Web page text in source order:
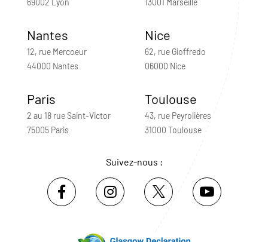
Nantes
12, rue Mercoeur
44000 Nantes
Nice
62, rue Gioffredo
06000 Nice
Paris
2 au 18 rue Saint-Victor
75005 Paris
Toulouse
43, rue Peyrolières
31000 Toulouse
Suivez-nous :